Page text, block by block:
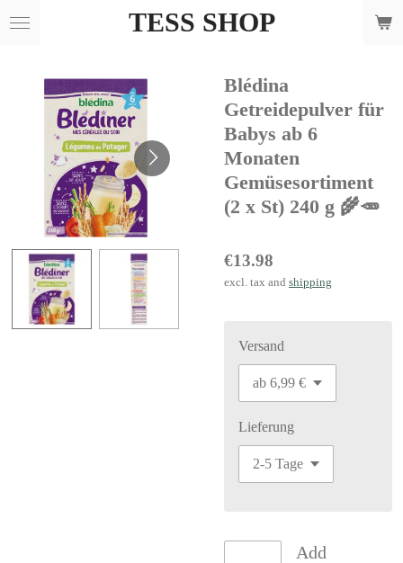
Skip
content
TESS SHOP
Blédina
Getreidepulver für
Babys ab 6
Monaten
Gemüsesortiment
(2 x St) 240 g 🌾🥕
€13.98
excl. tax and shipping
Versand
Lieferung
Add